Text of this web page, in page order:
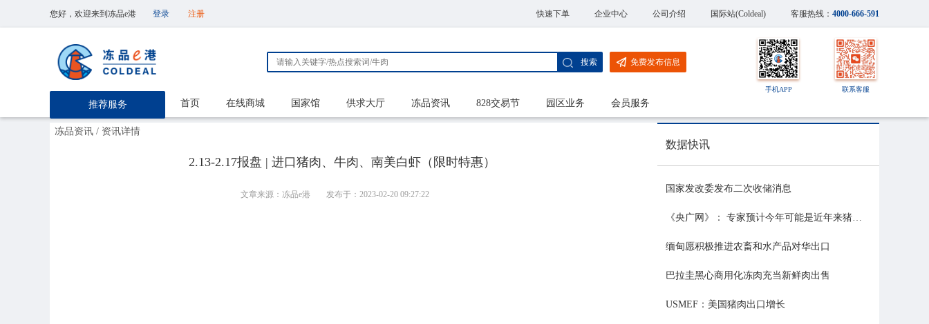
您好，欢迎来到冻品e港 登录 注册 快速下单 企业中心 公司介绍 国际站(Coldeal) 客服热线： 4000-666-591
推荐服务
搜索 免费发布信息
手机APP 联系客服
首页 在线商城 国家馆 供求大厅 冻品资讯 828交易节 园区业务 会员服务
冻品资讯 / 资讯详情
2.13-2.17报盘 | 进口猪肉、牛肉、南美白虾（限时特惠）
文章来源：冻品e港 发布于：2023-02-20 09:27:22
数据快讯
国家发改委发布二次收储消息
《央广网》： 专家预计今年可能是近年来猪价最稳的一年
缅甸愿积极推进农畜和水产品对华出口
巴拉圭黑心商用化冻肉充当新鲜肉出售
USMEF：美国猪肉出口增长